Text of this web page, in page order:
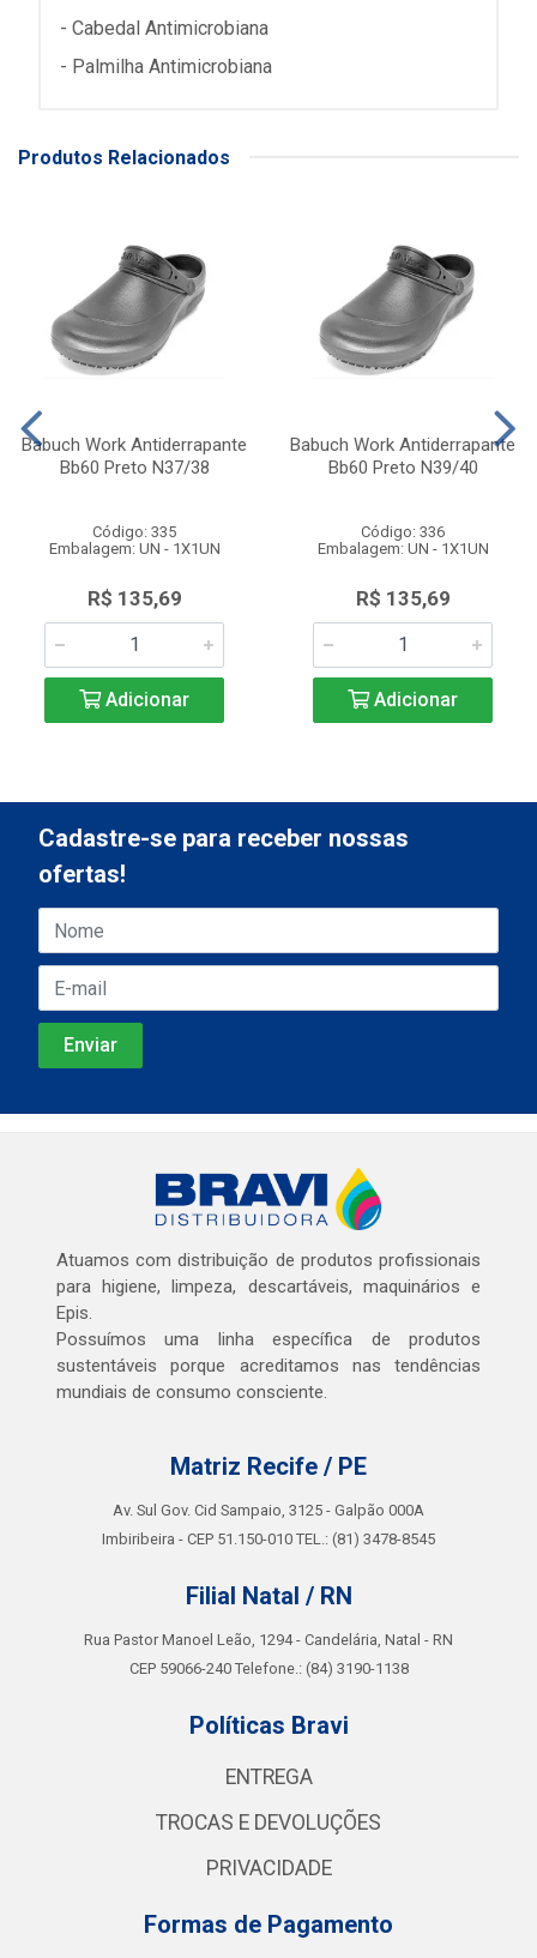
- Cabedal Antimicrobiana
- Palmilha Antimicrobiana
Produtos Relacionados
Babuch Work Antiderrapante
Bb60 Preto N37/38
Código: 335
Embalagem: UN - 1X1UN
R$ 135,69
Adicionar
Babuch Work Antiderrapante
Bb60 Preto N39/40
Código: 336
Embalagem: UN - 1X1UN
R$ 135,69
Adicionar
Cadastre-se para receber nossas
ofertas!
Atuamos com distribuição de produtos profissionais
para higiene, limpeza, descartáveis, maquinários e
Epis.
Possuímos uma linha específica de produtos
sustentáveis porque acreditamos nas tendências
mundiais de consumo consciente.
Matriz Recife / PE
Av. Sul Gov. Cid Sampaio, 3125 - Galpão 000A
Imbiribeira - CEP 51.150-010 TEL.: (81) 3478-8545
Filial Natal / RN
Rua Pastor Manoel Leão, 1294 - Candelária, Natal - RN
CEP 59066-240 Telefone.: (84) 3190-1138
Políticas Bravi
ENTREGA
TROCAS E DEVOLUÇÕES
PRIVACIDADE
Formas de Pagamento